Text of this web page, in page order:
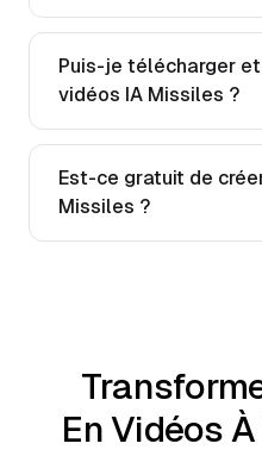
Puis-je télécharger
vidéos IA Missiles ?
Est-ce gratuit de
Missiles ?
En Vidéos